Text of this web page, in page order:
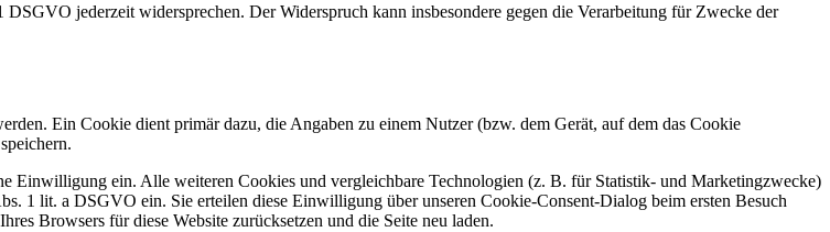
jederzeit widersprechen. Der Widerspruch kann insbesondere gegen die Verarbeitung für Zwecke der
Ein Cookie dient primär dazu, die Angaben zu einem Nutzer (bzw. dem Gerät, auf dem das Cookie
Einwilligung ein. Alle weiteren Cookies und vergleichbare Technologien (z. B. für Statistik- und Marketingzwecke)
1 lit. a DSGVO ein. Sie erteilen diese Einwilligung über unseren Cookie-Consent-Dialog beim ersten Besuch
Browsers für diese Website zurücksetzen und die Seite neu laden.